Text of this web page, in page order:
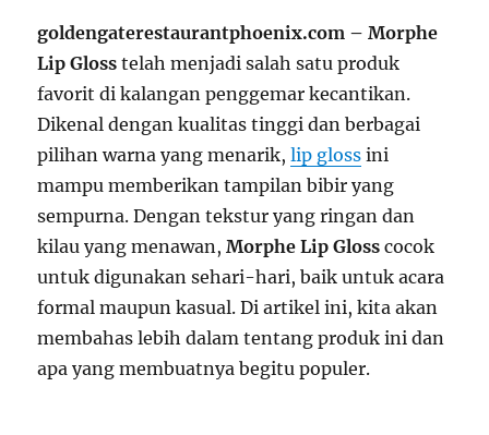
goldengaterestaurantphoenix.com – Morphe
Lip Gloss telah menjadi salah satu produk
favorit di kalangan penggemar kecantikan.
Dikenal dengan kualitas tinggi dan berbagai
pilihan warna yang menarik,lip gloss ini
mampu memberikan tampilan bibir yang
sempurna. Dengan tekstur yang ringan dan
kilau yang menawan,Morphe Lip Gloss cocok
untuk digunakan sehari-hari, baik untuk acara
formal maupun kasual. Di artikel ini, kita akan
membahas lebih dalam tentang produk ini dan
apa yang membuatnya begitu populer.